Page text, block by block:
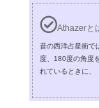
Athazerと
昔の西洋占星術で
度、180度の角度
れているときに、